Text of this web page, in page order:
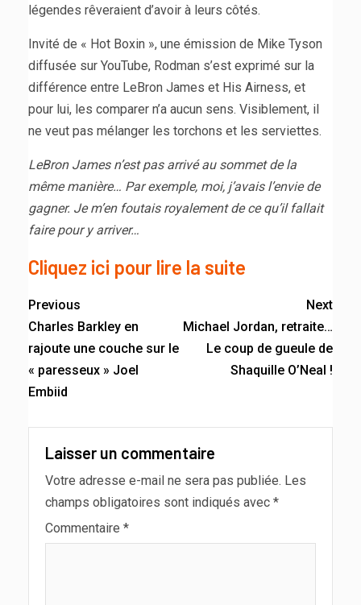
légendes rêveraient d’avoir à leurs côtés.
Invité de « Hot Boxin », une émission de Mike Tyson
diffusée sur YouTube, Rodman s’est exprimé sur la
différence entre LeBron James et His Airness, et
pour lui, les comparer n’a aucun sens. Visiblement, il
ne veut pas mélanger les torchons et les serviettes.
LeBron James n’est pas arrivé au sommet de la
même manière… Par exemple, moi, j’avais l’envie de
gagner. Je m’en foutais royalement de ce qu’il fallait
faire pour y arriver…
Cliquez ici pour lire la suite
Previous
Charles Barkley en
rajoute une couche sur le
« paresseux » Joel
Embiid
Next
Michael Jordan, retraite…
Le coup de gueule de
Shaquille O’Neal !
Laisser un commentaire
Votre adresse e-mail ne sera pas publiée. Les
champs obligatoires sont indiqués avec *
Commentaire *